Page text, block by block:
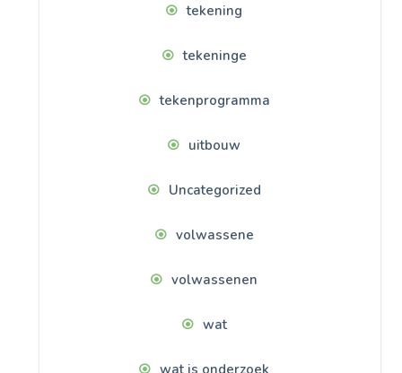
tekening
tekeninge
tekenprogramma
uitbouw
Uncategorized
volwassene
volwassenen
wat
wat is onderzoek